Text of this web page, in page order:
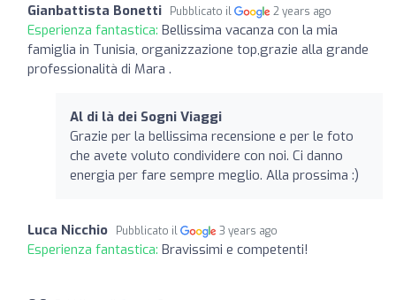
Gianbattista Bonetti Pubblicato il 2 years ago
Esperienza fantastica: Bellissima vacanza con la mia
famiglia in Tunisia, organizzazione top,grazie alla grande
professionalità di Mara .
Al di là dei Sogni Viaggi
Grazie per la bellissima recensione e per le foto
che avete voluto condividere con noi. Ci danno
energia per fare sempre meglio. Alla prossima :)
Luca Nicchio Pubblicato il 3 years ago
Esperienza fantastica: Bravissimi e competenti!